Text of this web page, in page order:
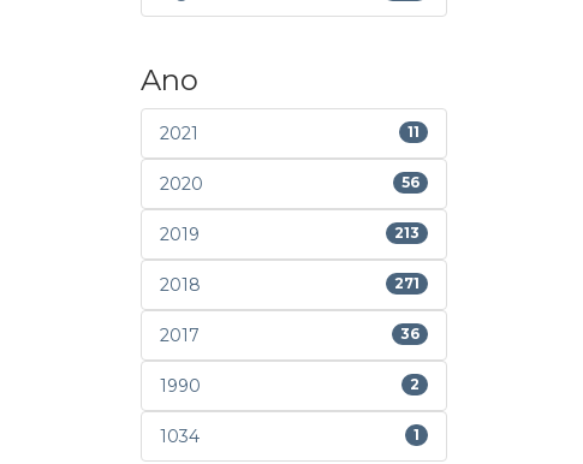
Ano
2021 11
2020 56
2019 213
2018 271
2017 36
1990 2
1034 1